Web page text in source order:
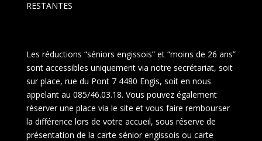
RESTANTES
Les réductions “séniors engissois” et “moins de 26 ans”
sont accessibles uniquement via notre secrétariat, soit
sur place, rue du Pont 7 4480 Engis, soit en nous
appelant au 085/46.03.18. Vous pouvez également
réserver une place via le site et vous faire rembourser
la différence lors de votre accueil, sous réserve de
présentation de la carte sénior engissois ou carte